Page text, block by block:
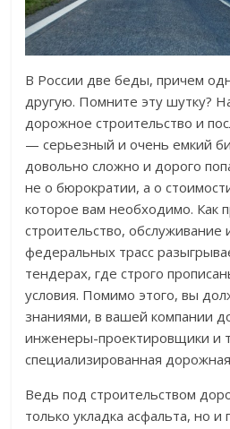
В России две беды, причем
другую. Помните эту шутку?
дорожное строительство и
— серьезный и очень емкий
довольно сложно и дорого
не о бюрократии, а о
которое вам необходимо. Как
строительство, обслуживание
федеральных трасс
тендерах, где строго
условия. Помимо этого, вы
знаниями, в вашей компании
инженеры-проектировщики и
специализированная
Ведь под строительством
только укладка асфальта, но и